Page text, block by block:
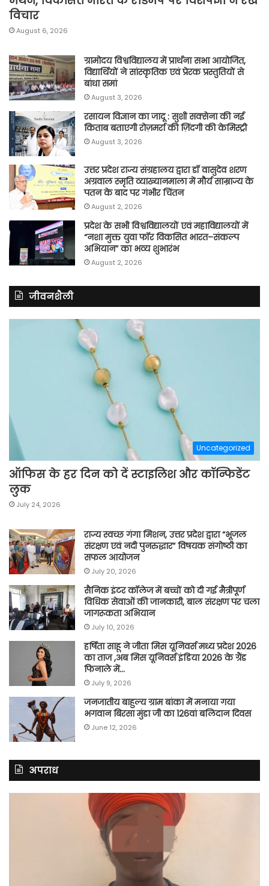
विचार
August 6, 2026
ग्रामोदय विश्वविद्यालय में प्रार्थना सभा आयोजित,
विद्यार्थियों ने सांस्कृतिक एवं प्रेरक प्रस्तुतियों से
बांधा समां
August 3, 2026
रसायन विज्ञान का जादू : सुशी सक्सेना की नई
किताब बताएगी रोज़मर्रा की ज़िंदगी की केमिस्ट्री
August 3, 2026
उत्तर प्रदेश राज्य संग्रहालय द्वारा डॉ वासुदेव शरण
अग्रवाल स्मृति व्याख्यानमाला में मौर्य साम्राज्य के
पतन के बाद पर गंभीर चिंतन
August 2, 2026
प्रदेश के सभी विश्वविद्यालयों एवं महाविद्यालयों में
“नशा मुक्त युवा फॉर विकसित भारत–संकल्प
अभियान” का भव्य शुभारंभ
August 2, 2026
जीवनशैली
Uncategorized
ऑफिस के हर दिन को दें स्टाइलिश और कॉन्फिडेंट
लुक
July 24, 2026
राज्य स्वच्छ गंगा मिशन, उत्तर प्रदेश द्वारा “भूजल
संरक्षण एवं नदी पुनरुद्धार” विषयक संगोष्ठी का
सफल आयोजन
July 20, 2026
सैनिक इंटर कॉलेज में बच्चों को दी गई मैत्रीपूर्ण
विधिक सेवाओं की जानकारी, बाल संरक्षण पर चला
जागरूकता अभियान
July 10, 2026
हर्षिता साहू ने जीता मिस यूनिवर्स मध्य प्रदेश 2026
का ताज ,अब मिस यूनिवर्स इंडिया 2026 के ग्रैंड
फिनाले में…
July 9, 2026
जनजातीय बाहुल्य ग्राम बांका में मनाया गया
भगवान बिरसा मुंडा जी का 126वां बलिदान दिवस
June 12, 2026
अपराध